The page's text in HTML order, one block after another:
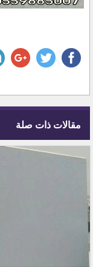
مقالات ذات صلة